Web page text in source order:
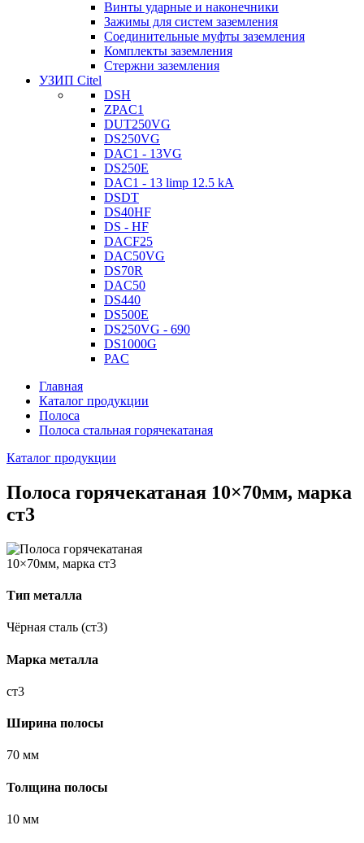
Винты ударные и наконечники
Зажимы для систем заземления
Соединительные муфты заземления
Комплекты заземления
Стержни заземления
УЗИП Citel
DSH
ZPAC1
DUT250VG
DS250VG
DAC1 - 13VG
DS250E
DAC1 - 13 limp 12.5 kA
DSDT
DS40HF
DS - HF
DACF25
DAC50VG
DS70R
DAC50
DS440
DS500E
DS250VG - 690
DS1000G
PAC
Главная
Каталог продукции
Полоса
Полоса стальная горячекатаная
Каталог продукции
Полоса горячекатаная 10×70мм, марка
ст3
Тип металла
Чёрная сталь (ст3)
Марка металла
ст3
Ширина полосы
70 мм
Толщина полосы
10 мм